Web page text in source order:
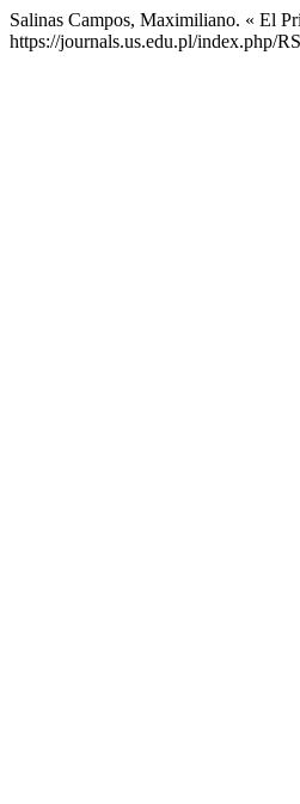
Salinas Campos, Maximiliano. « El
https://journals.us.edu.pl/index.php/